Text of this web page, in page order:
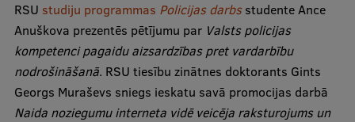
Identitāte
RSU fonds
Aula
Muzeji un ekspozīcijas
RSU studiju programmas Policijas darbs studente Ance
Anuškova prezentēs pētījumu par Valsts policijas
kompetenci pagaidu aizsardzības pret vardarbību
nodrošināšanā. RSU tiesību zinātnes doktorants Gints
Georgs Muraševs sniegs ieskatu savā promocijas darbā
Naida noziegumu interneta vidē veicēja raksturojums un